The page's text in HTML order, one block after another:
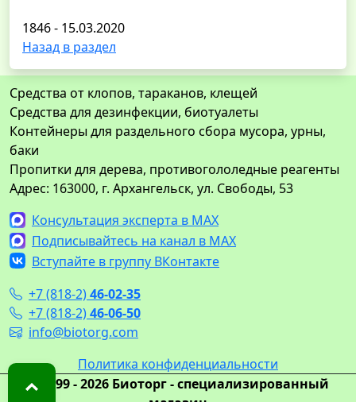
1846 - 15.03.2020
Назад в раздел
Средства от клопов, тараканов, клещей
Средства для дезинфекции, биотуалеты
Контейнеры для раздельного сбора мусора, урны,
баки
Пропитки для дерева, противогололедные реагенты
Адрес: 163000, г. Архангельск, ул. Свободы, 53
Консультация эксперта в MAX
Подписывайтесь на канал в MAX
Вступайте в группу ВКонтакте
+7 (818-2)46-02-35
+7 (818-2)46-06-50
info@biotorg.com
Политика конфиденциальности
© 1999 - 2026 Биоторг - специализированный